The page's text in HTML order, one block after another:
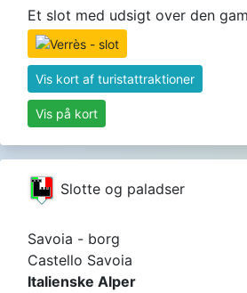
Et slot med udsigt over den
Vis kort af turistattraktioner
Vis på kort
Slotte og paladser
Savoia - borg
Castello Savoia
Italienske Alper